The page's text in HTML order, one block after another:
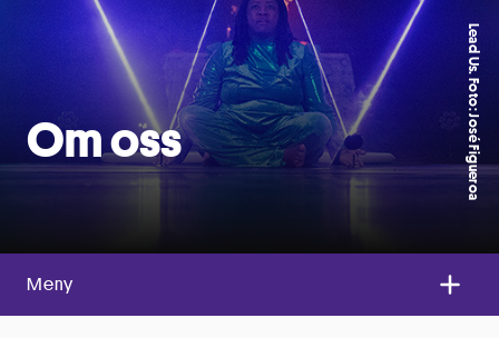
Lead Us. Foto: José Figueroa
Om oss
Meny